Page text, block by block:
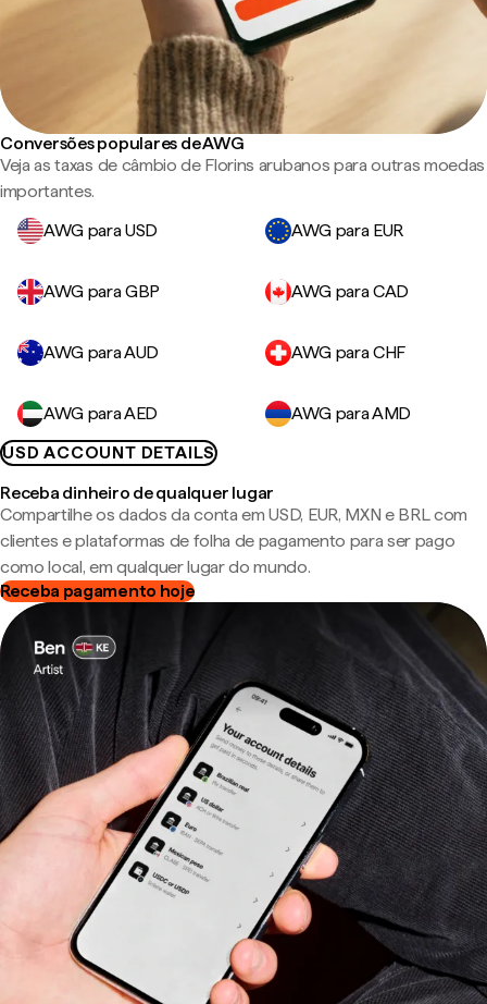
Conversões populares de AWG
Veja as taxas de câmbio de Florins arubanos para outras moedas
importantes.
AWG para USD
AWG para EUR
AWG para GBP AWG para CAD
AWG para AUD AWG para CHF
AWG para AED
AWG para AMD
USD ACCOUNT DETAILS
Receba dinheiro de qualquer lugar
Compartilhe os dados da conta em USD, EUR, MXN e BRL com
clientes e plataformas de folha de pagamento para ser pago
como local, em qualquer lugar do mundo.
Receba pagamento hoje